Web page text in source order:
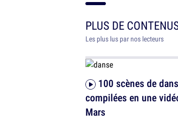
PLUS DE
Les plus lus par nos lecteurs
compilées en une
Mars